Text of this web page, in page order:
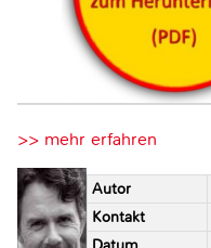
>> mehr erfahren
Autor
Kontakt